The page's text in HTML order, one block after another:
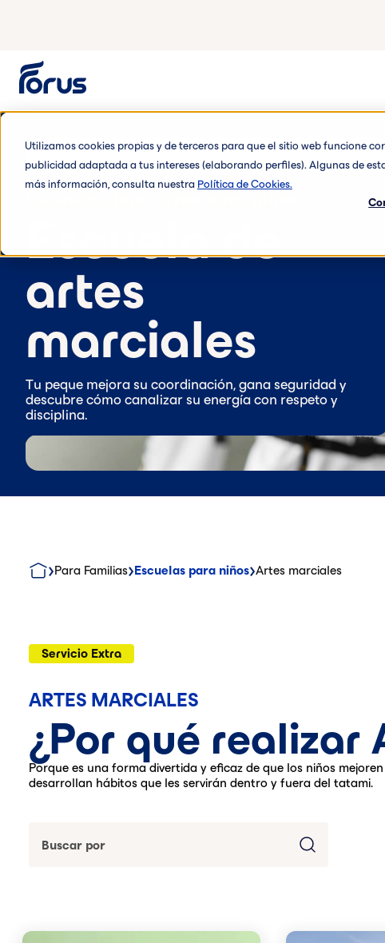
Utilizamos cookies propias y de terceros para que el sitio web funcione
publicidad adaptada a tus intereses (elaborando perfiles). Algunas de
más información, consulta nuestra Política de Cookies.
Escuela de
artes
marciales
Tu peque mejora su coordinación, gana seguridad y
descubre cómo canalizar su energía con respeto y
disciplina.
Para Familias Escuelas para niños Artes marciales
Servicio Extra
ARTES MARCIALES
¿Por qué realizar
Porque es una forma divertida y eficaz de que los niños
desarrollan hábitos que les servirán dentro y fuera del tatami.